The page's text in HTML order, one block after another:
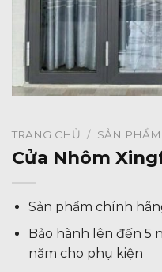
TRANG CHỦ / SẢN PHẨM
Cửa Nhôm
Sản phẩm chính
Bảo hành lên đến 5
năm cho phụ kiện